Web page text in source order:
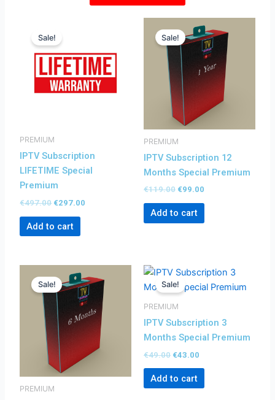
Sale!
PREMIUM
IPTV Subscription
LIFETIME Special
Premium
€497.00
price
was:
€497.00.
€297.00
€297.00.
Add to cart
Sale!
PREMIUM
IPTV Subscription 12
Months Special Premium
€119.00
price
was:
€119.00.
€99.00
price
is:
€99.00.
Add to cart
Sale!
PREMIUM
price
was:
€85.00.
price
is:
€75.00.
Sale!
PREMIUM
IPTV Subscription 3
Months Special Premium
€49.00
Original
price
was:
€43.00
Current
price
is:
Add to cart